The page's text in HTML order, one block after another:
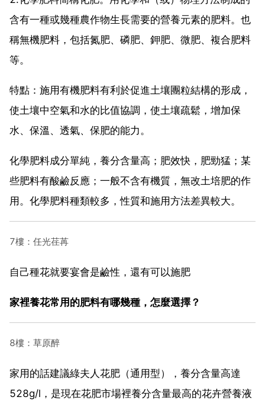
含有一種或幾種農作物生長需要的營養元素的肥料。也
稱無機肥料，包括氮肥、磷肥、鉀肥、微肥、複合肥料
等。
特點：施用有機肥料有利於促進土壤團粒結構的形成，
使土壤中空氣和水的比值協調，使土壤疏鬆，增加保
水、保溫、透氣、保肥的能力。
化學肥料成分單純，養分含量高；肥效快，肥勁猛；某
些肥料有酸鹼反應；一般不含有機質，無改土培肥的作
用。化學肥料種類較多，性質和施用方法差異較大。
7樓：任光荏苒
自己種花就要宴會是鹼性，還有可以施肥
家裡養花常用的肥料有哪幾種，怎麼選擇？
8樓：草原醉
家用的話建議綠夫人花肥（通用型），養分含量高達
528g/l，是現在花肥市場裡養分含量最高的花卉營養液